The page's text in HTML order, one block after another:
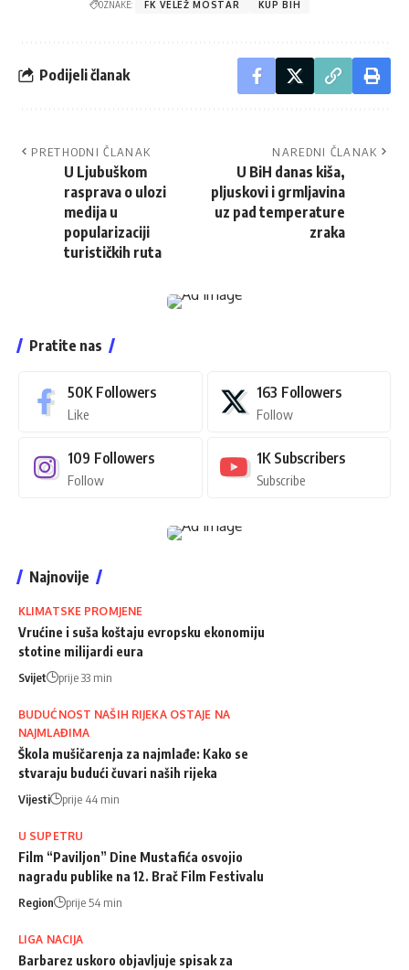
OZNAKE: FK VELEŽ MOSTAR KUP BIH
Podijeli članak
PRETHODNI ČLANAK
U Ljubuškom
rasprava o ulozi
medija u
popularizaciji
turističkih ruta
NAREDNI ČLANAK
U BiH danas kiša,
pljuskovi i grmljavina
uz pad temperature
zraka
Pratite nas
50K Followers
Like
163 Followers
Follow
109 Followers
Follow
1K Subscribers
Subscribe
Najnovije
KLIMATSKE PROMJENE
Vrućine i suša koštaju evropsku ekonomiju
stotine milijardi eura
Svijet prije 33 min
BUDUĆNOST NAŠIH RIJEKA OSTAJE NA
NAJMLAĐIMA
Škola mušičarenja za najmlađe: Kako se
stvaraju budući čuvari naših rijeka
Vijesti prije 44 min
U SUPETRU
Film “Paviljon” Dine Mustafića osvojio
nagradu publike na 12. Brač Film Festivalu
Region prije 54 min
LIGA NACIJA
Barbarez uskoro objavljuje spisak za